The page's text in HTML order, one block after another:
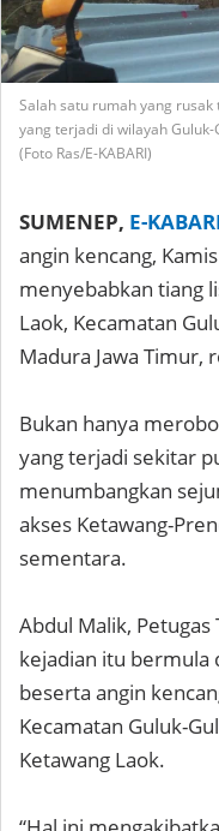
Salah satu rumah yang
yang terjadi di wilayah
(Foto Ras/E-KABARI)
SUMENEP, E-
angin kencang,
menyebabkan tiang
Laok, Kecamatan
Madura Jawa Timur,
Bukan hanya
yang terjadi sekitar
menumbangkan
akses Ketawang-
sementara.
Abdul Malik,
kejadian itu bermula
beserta angin
Kecamatan Guluk-
Ketawang Laok.